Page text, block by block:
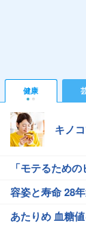
健康
キノ
「モテるため
容姿と寿命 28
あたりめ 血糖